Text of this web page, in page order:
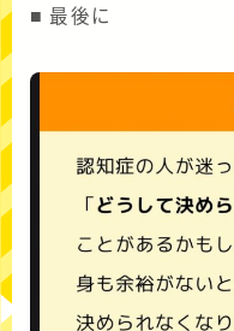
■ 最後に